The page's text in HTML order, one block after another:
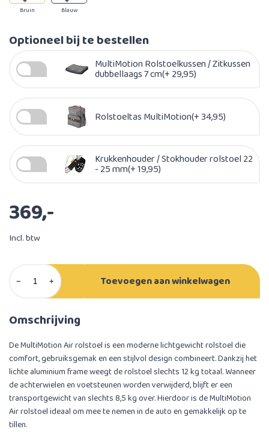
Blauw
Bruin
Optioneel bij te bestellen
MultiMotion Rolstoelkussen / Zitkussen
dubbellaags 7 cm(+ 29,95)
Rolstoeltas MultiMotion(+ 34,95)
Krukkenhouder / Stokhouder rolstoel 22
- 25 mm(+ 19,95)
369,-
Incl. btw
− + Toevoegen aan winkelwagen
Omschrijving
De MultiMotion Air rolstoel is een moderne lichtgewicht rolstoel die
comfort, gebruiksgemak en een stijlvol design combineert. Dankzij het
lichte aluminium frame weegt de rolstoel slechts 12 kg totaal. Wanneer
de achterwielen en voetsteunen worden verwijderd, blijft er een
transportgewicht van slechts 8,5 kg over. Hierdoor is de MultiMotion
Air rolstoel ideaal om mee te nemen in de auto en gemakkelijk op te
tillen.